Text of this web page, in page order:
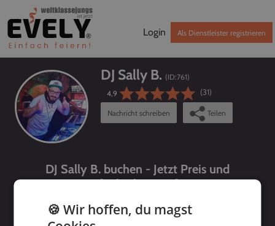
Login Als Dienstleister registrieren
DJ Sally B. (ID:761)
4,9
(31)
Nachricht schreiben Teilen
DJ Sally B. buchen - Jetzt Preis und
Verfügbarkeit prüfen!
🍪 Wir hoffen, du magst